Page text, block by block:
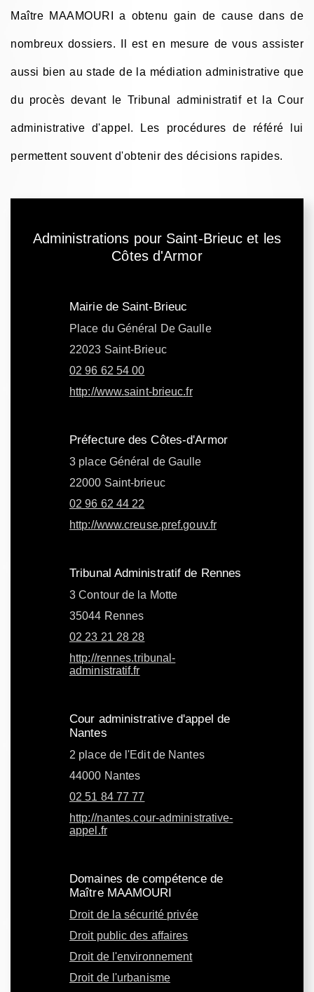
Maître MAAMOURI a obtenu gain de cause dans de
nombreux dossiers. Il est en mesure de vous assister
aussi bien au stade de la médiation administrative que
du procès devant le Tribunal administratif et la Cour
administrative d'appel. Les procédures de référé lui
permettent souvent d'obtenir des décisions rapides.
Administrations pour Saint-Brieuc et les
Côtes d'Armor
Mairie de Saint-Brieuc
Place du Général De Gaulle
22023 Saint-Brieuc
02 96 62 54 00
http://www.saint-brieuc.fr
Préfecture des Côtes-d'Armor
3 place Général de Gaulle
22000 Saint-brieuc
02 96 62 44 22
http://www.creuse.pref.gouv.fr
Tribunal Administratif de Rennes
3 Contour de la Motte
35044 Rennes
02 23 21 28 28
http://rennes.tribunal-
administratif.fr
Cour administrative d'appel de
Nantes
2 place de l'Edit de Nantes
44000 Nantes
02 51 84 77 77
http://nantes.cour-administrative-
appel.fr
Domaines de compétence de
Maître MAAMOURI
Droit de la sécurité privée
Droit public des affaires
Droit de l'environnement
Droit de l'urbanisme